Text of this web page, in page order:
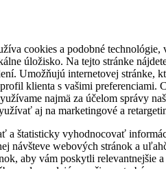
cookies a podobné
úložisko. Na tejto stránke
Umožňujú internetovej stránke,
klienta s vašimi preferenciami.
najmä za účelom správy
aj na marketingové a
štatisticky vyhodnocovať
návšteve webových stránok a
aby vám poskytli relevantnejšie